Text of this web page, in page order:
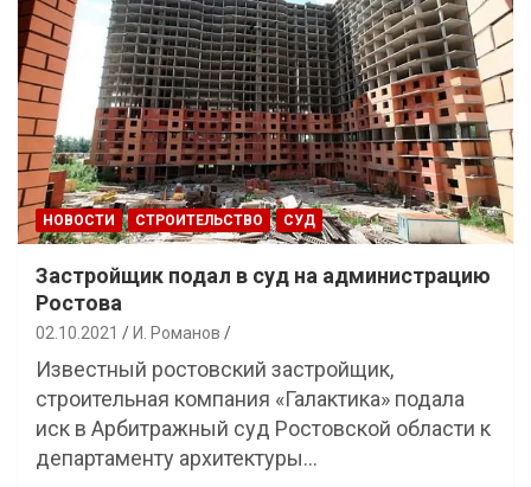
НОВОСТИ СТРОИТЕЛЬСТВО СУД
Застройщик подал в суд на администрацию
Ростова
02.10.2021 И. Романов
Известный ростовский застройщик,
строительная компания «Галактика» подала
иск в Арбитражный суд Ростовской области к
департаменту архитектуры…